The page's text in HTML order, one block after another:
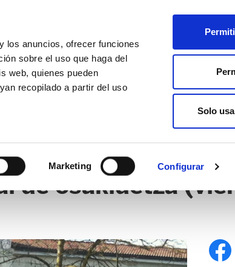
los anuncios, ofrecer funciones
sobre el uso que haga del
web, quienes pueden
recopilado a partir del uso
Marketing Configurar
Solo
de osakidetza